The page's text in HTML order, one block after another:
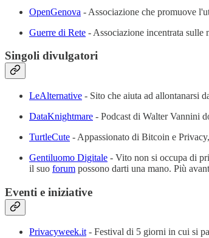
OpenGenova - Associazione che promuove
Guerre di Rete - Associazione incentrata
Singoli divulgatori
LeAlternative - Sito che aiuta ad allontanarsi
DataKnightmare - Podcast di Walter Vannini
TurtleCute - Appassionato di Bitcoin e Privacy,
Gentiluomo Digitale - Vito non si occupa di
il suo forum possono darti una mano. Più
Eventi e iniziative
Privacyweek.it- Festival di 5 giorni in cui si